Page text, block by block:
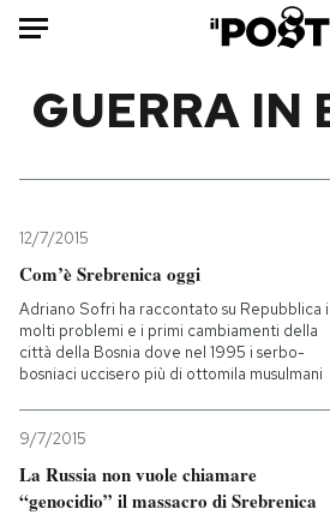
Mondo
Politica
Tecnologia
Internet
Scienza
Cultura
Economia
Sport
Ok
GUERRA IN
12/7/2015
Com’è Srebrenica oggi
Adriano Sofri ha raccontato su Repubblica i
molti problemi e i primi cambiamenti della
città della Bosnia dove nel 1995 i serbo-
bosniaci uccisero più di ottomila musulmani
9/7/2015
La Russia non vuole chiamare
“genocidio” il massacro di Srebrenica